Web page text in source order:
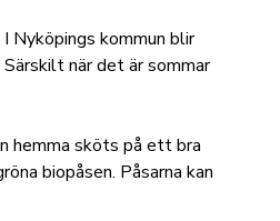
Nyköpings kommun blir
när det är sommar
hemma sköts på ett bra
biopåsen. Påsarna kan